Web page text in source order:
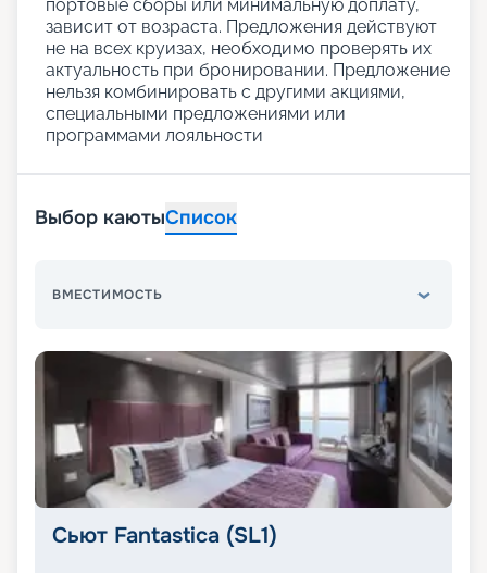
портовые сборы или минимальную доплату,
зависит от возраста. Предложения действуют
не на всех круизах, необходимо проверять их
актуальность при бронировании. Предложение
нельзя комбинировать с другими акциями,
специальными предложениями или
программами лояльности
Выбор каютыСписок
ВМЕСТИМОСТЬ
Сьют Fantastica (SL1)